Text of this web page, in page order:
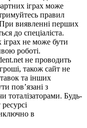
іграх може
правил
виявленні перших
до спеціаліста.
не може бути
роботі.
не проводить
також сайт не
та інших
пов’язані з
тоталізаторами. Будь-
в